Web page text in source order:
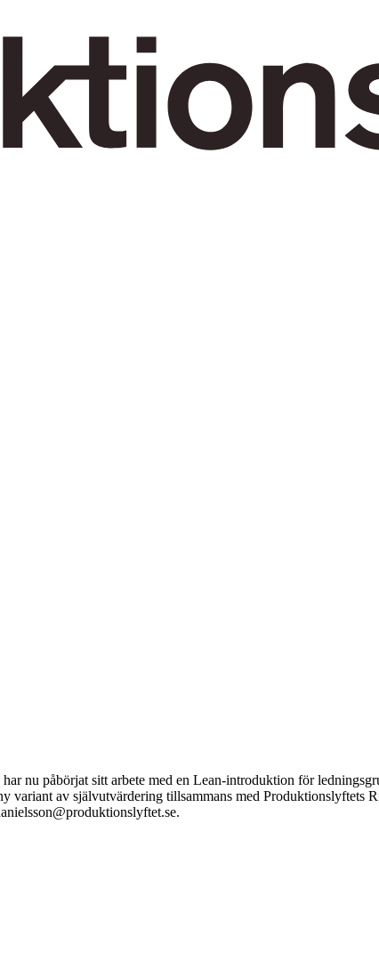
nu påbörjat sitt arbete med en Lean-introduktion för
variant av självutvärdering tillsammans med Produktionslyftets